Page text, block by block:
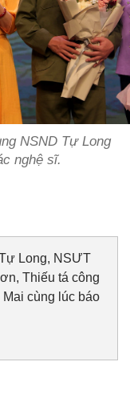
NSND Tự Long
nghệ sĩ.
Long, NSƯT
Thiếu tá công
Mai cùng lúc báo